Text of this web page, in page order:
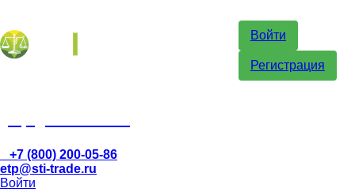
Войти
Регистрация
+7 (800) 200-05-86
etp@sti-trade.ru
Войти